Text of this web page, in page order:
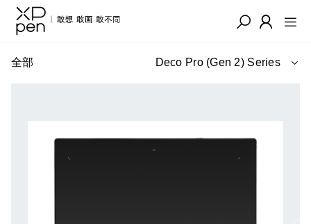
全部 Deco Pro (Gen 2) Series